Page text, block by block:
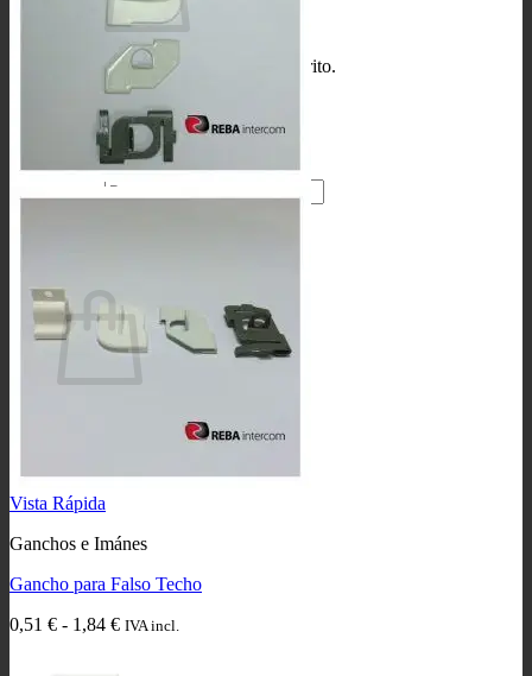
No hay productos en el carrito.
Volver a la tienda
Buscar
No hay productos en el carrito.
Vista Rápida
Ganchos e Imánes
Gancho para Falso Techo
0,51 € - 1,84 €Rango
IVA incl.